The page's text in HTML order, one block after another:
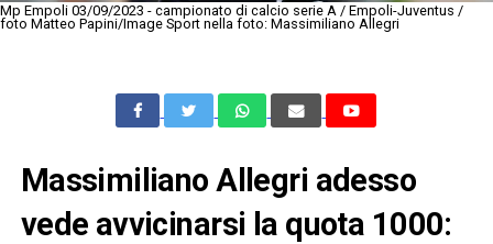
Mp Empoli 03/09/2023 - campionato di calcio serie A / Empoli-Juventus /
foto Matteo Papini/Image Sport nella foto: Massimiliano Allegri
Massimiliano Allegri adesso
vede avvicinarsi la quota 1000: